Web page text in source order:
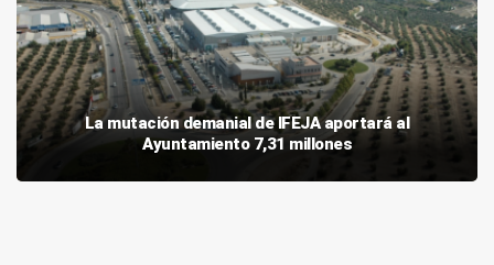
La mutación demanial de IFEJA aportará al
Ayuntamiento 7,31 millones